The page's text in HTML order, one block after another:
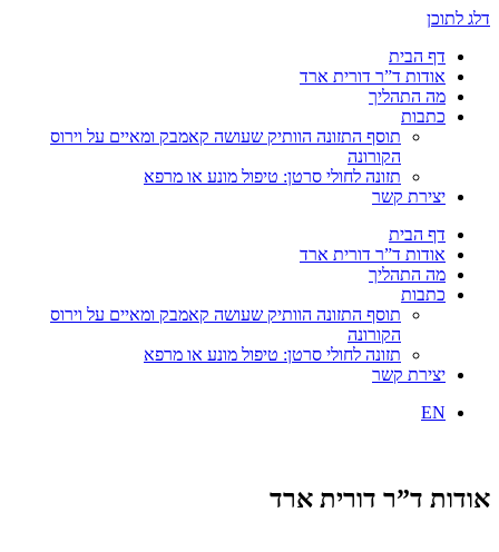
דלג לתוכן
דף הבית
אודות ד”ר דורית ארד
מה התהליך
כתבות
תוסף התזונה הוותיק שעושה קאמבק ומאיים על וירוס
הקורונה
תזונה לחולי סרטן: טיפול מונע או מרפא
יצירת קשר
דף הבית
אודות ד”ר דורית ארד
מה התהליך
כתבות
תוסף התזונה הוותיק שעושה קאמבק ומאיים על וירוס
הקורונה
תזונה לחולי סרטן: טיפול מונע או מרפא
יצירת קשר
EN
אודות ד”ר דורית ארד